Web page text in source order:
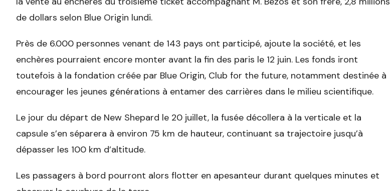
de dollars selon Blue Origin lundi.
Près de 6.000 personnes venant de 143 pays ont participé, ajoute la société, et les
enchères pourraient encore monter avant la fin des paris le 12 juin. Les fonds iront
toutefois à la fondation créée par Blue Origin, Club for the future, notamment destinée à
encourager les jeunes générations à entamer des carrières dans le milieu scientifique.
Le jour du départ de New Shepard le 20 juillet, la fusée décollera à la verticale et la
capsule s’en séparera à environ 75 km de hauteur, continuant sa trajectoire jusqu’à
dépasser les 100 km d’altitude.
Les passagers à bord pourront alors flotter en apesanteur durant quelques minutes et